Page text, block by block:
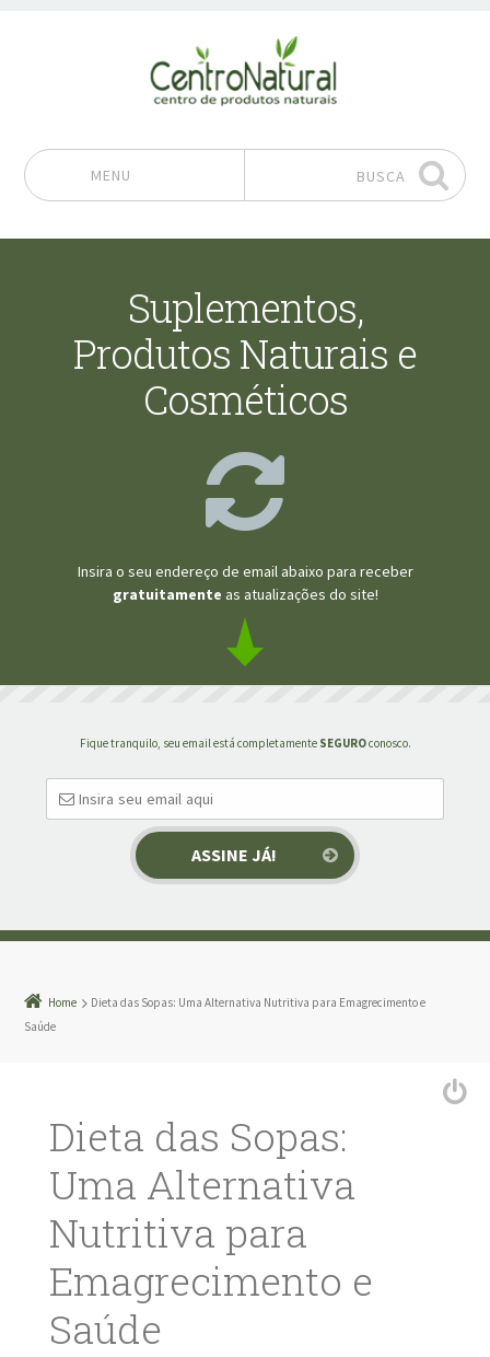
MENU BUSCA
Suplementos,
Produtos Naturais e
Cosméticos
Insira o seu endereço de email abaixo para receber
gratuitamente as atualizações do site!
Fique tranquilo, seu email está completamente SEGUROconosco.
Home
Dieta das Sopas: Uma Alternativa Nutritiva para Emagrecimento e
Saúde
Dieta das Sopas:
Uma Alternativa
Nutritiva para
Emagrecimento e
Saúde